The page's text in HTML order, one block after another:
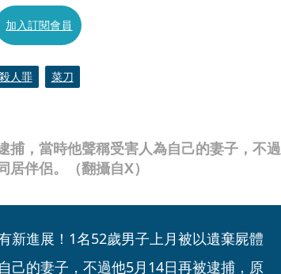
捕，當時他聲稱受害人為自己的妻子，不過
伴侶。（翻攝自X）
加入訂閱會員
殺人罪 菜刀
新進展！1名52歲男子上月被以遺棄屍體
己的妻子，不過他5月14日再被逮捕，原